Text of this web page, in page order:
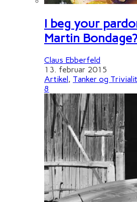
I beg your
Martin
Claus Ebberfeld
13. februar 2015
Artikel, Tanker og
8